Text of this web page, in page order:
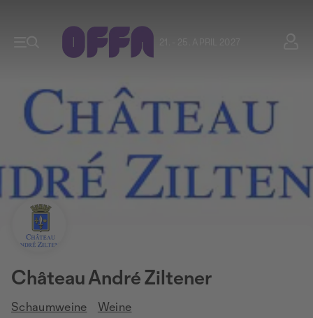
Château André Ziltener
Schaumweine Weine